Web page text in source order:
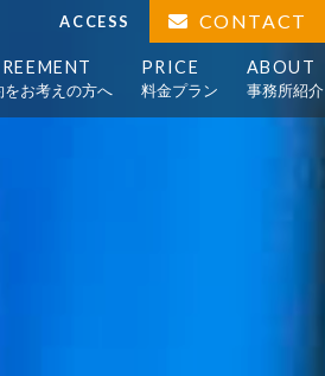
ACCESS CONTACT
をお考えの方へ
PRICE
料金プラン
ABOUT
事務所紹介